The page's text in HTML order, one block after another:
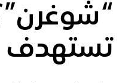
تستهدف